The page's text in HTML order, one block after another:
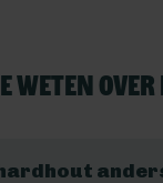
weten